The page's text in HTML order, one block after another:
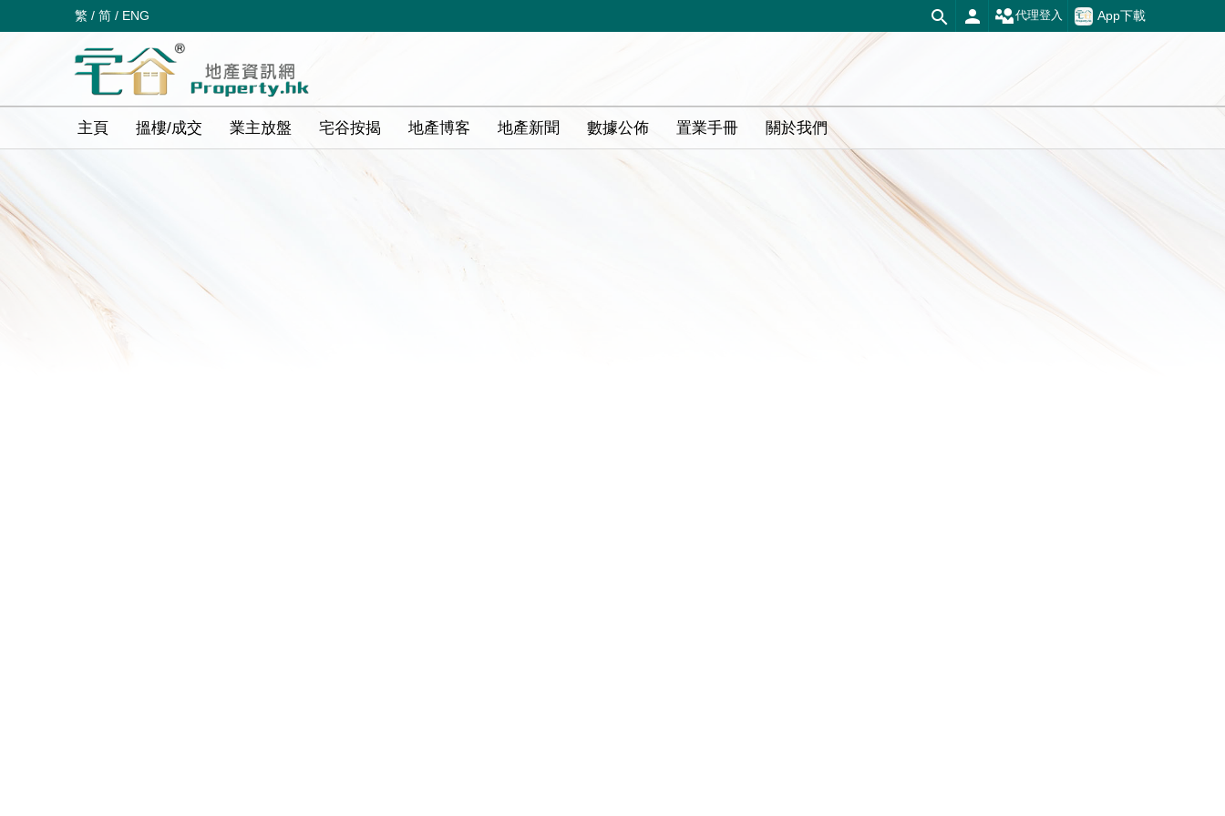
繁 / 简 / ENG App下載
代理登入
主頁 搵樓/成交 業主放盤 宅谷按揭 地產博客 地產新聞 數據公佈 置業手冊 關於我們